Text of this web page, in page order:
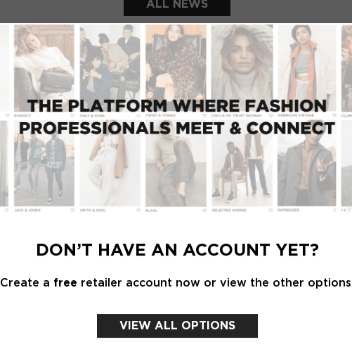
LOGIN
Email address
Password
Forgot my login details
Forgot
Email
CREATE AN ACCOUNT NOW
DON’T HAVE AN ACCOUNT YET?
Create a free retailer account now or view the other
VIEW ALL OPTIONS
ALL NEWS
FEATURED SHOWROOMS